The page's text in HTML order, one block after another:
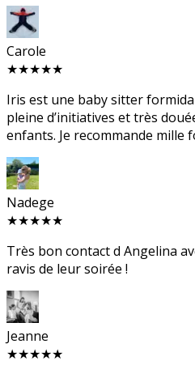
Carole
★★★★★
Iris est une baby sitter
pleine d’initiatives et très
enfants. Je recommande mille
Nadege
★★★★★
Très bon contact d Angelina
ravis de leur soirée !
Jeanne
★★★★★